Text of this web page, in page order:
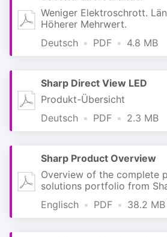
Weniger Elektroschrott.
Höherer Mehrwert.
Deutsch
PDF 4.8 MB
Sharp Direct View LED
Produkt-Übersicht
Deutsch
PDF 2.3 MB
Sharp Product Overview
Overview of the complete
solutions portfolio from
Englisch
PDF 38.2 MB